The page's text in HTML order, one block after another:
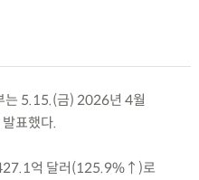
는 5.15.(금) 2026년 4월
표했다.
억 달러(125.9%↑)로